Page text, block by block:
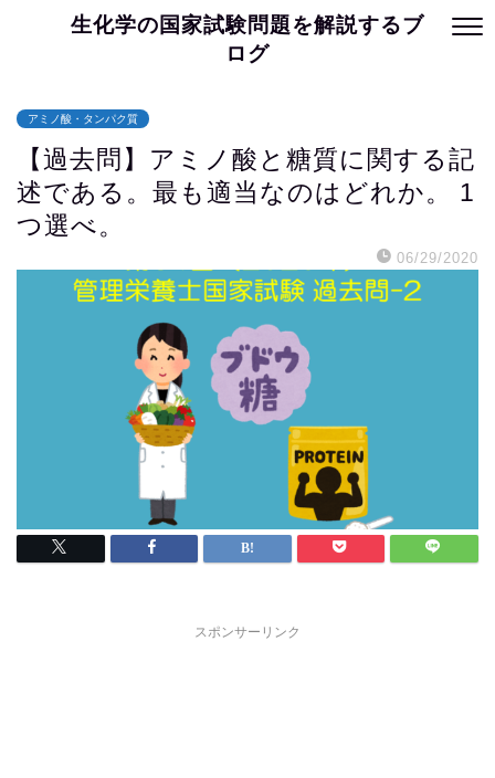
生化学の国家試験問題を解説するブ
ログ
アミノ酸・タンパク質
【過去問】アミノ酸と糖質に関する記
述である。最も適当なのはどれか。 1
つ選べ。
06/29/2020
スポンサーリンク